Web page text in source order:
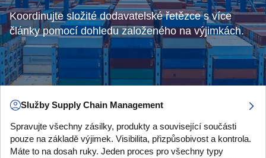
Koordinujte složité dodavatelské řetězce s více
články pomocí dohledu založeného na výjimkách.
Služby Supply Chain Management
Spravujte všechny zásilky, produkty a související součásti
pouze na základě výjimek. Visibilita, přizpůsobivost a kontrola.
Máte to na dosah ruky. Jeden proces pro všechny typy